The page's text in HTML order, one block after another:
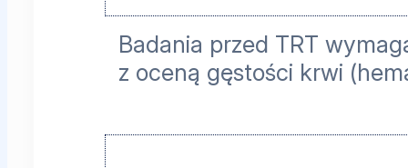
Badania przed TRT
z oceną gęstości krwi